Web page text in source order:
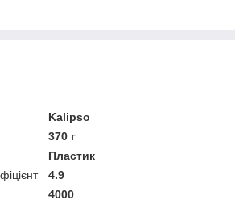
Kalipso
370 г
Пластик
4.9
4000